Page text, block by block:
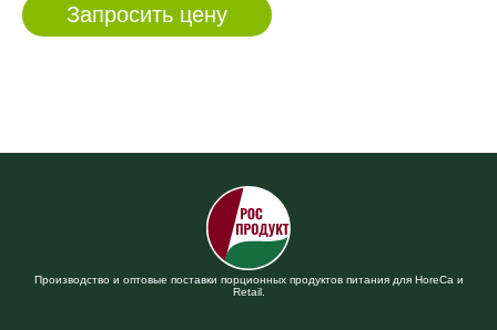
Производство и оптовые поставки порционных продуктов питания для HoreCa и
Retail.